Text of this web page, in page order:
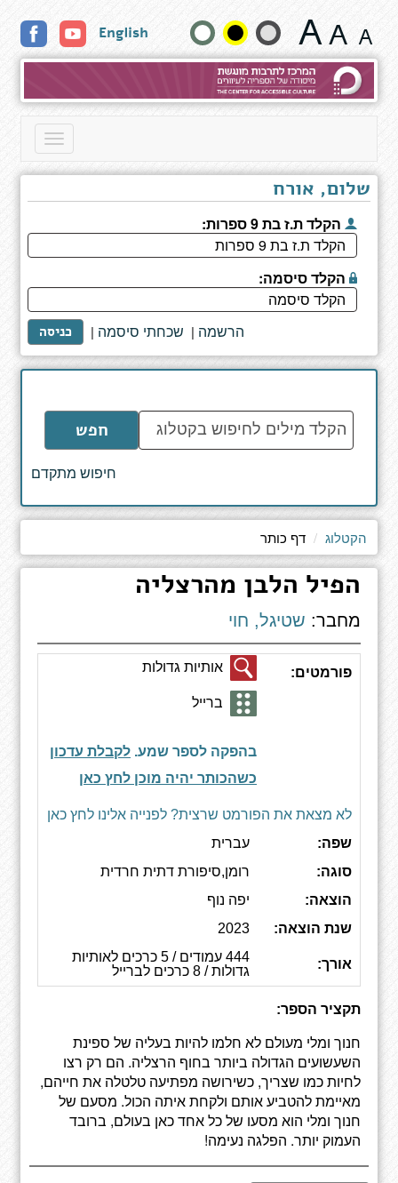
הלבן
מהרצליה
שנה
גודל
טקסט
English
Toggle
שלום, אורח
הקלד ת.ז בת 9 ספרות:
הקלד סיסמה:
כניסה | שכחתי סיסמה | הרשמה
הקלד
מילים
לחיפוש
חפש
חיפוש מתקדם
הקטלוג דף כותר
הפיל הלבן מהרצליה
מחבר: שטיגל, חוי
פורמטים: אותיות גדולות
ברייל
בהפקה לספר שמע. לקבלת עדכון
כשהכותר יהיה מוכן לחץ כאן
לא מצאת את הפורמט שרצית? לפנייה אלינו לחץ כאן
שפה:
עברית
סוגה:
רומן,סיפורת דתית חרדית
הוצאה:
יפה נוף
שנת הוצאה:
2023
אורך:
444 עמודים / 5 כרכים לאותיות
גדולות / 8 כרכים לברייל
תקציר הספר:
חנוך ומלי מעולם לא חלמו להיות בעליה של ספינת
השעשועים הגדולה ביותר בחוף הרצליה. הם רק רצו
לחיות כמו שצריך, כשירושה מפתיעה טלטלה את חייהם,
מאיימת להטביע אותם ולקחת איתה הכול. מסעם של
חנוך ומלי הוא מסעו של כל אחד כאן בעולם, ברובד
העמוק יותר. הפלגה נעימה!